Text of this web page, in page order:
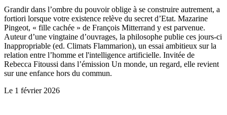
Grandir dans l’ombre du pouvoir oblige à se construire autrement, a
fortiori lorsque votre existence relève du secret d’Etat. Mazarine
Pingeot, « fille cachée » de François Mitterrand y est parvenue.
Auteur d’une vingtaine d’ouvrages, la philosophe publie ces jours-ci
Inappropriable (ed. Climats Flammarion), un essai ambitieux sur la
relation entre l’homme et l'intelligence artificielle. Invitée de
Rebecca Fitoussi dans l’émission Un monde, un regard, elle revient
sur une enfance hors du commun.
Le 1 février 2026